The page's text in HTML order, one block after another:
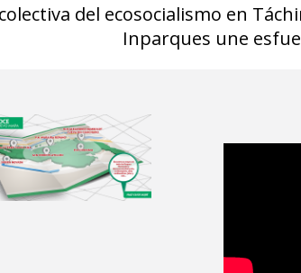
del ecosocialismo en
Inparques une